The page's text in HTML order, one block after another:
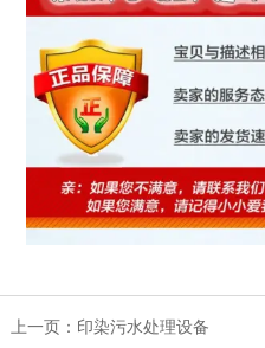
上一页： 印染污水处理设备